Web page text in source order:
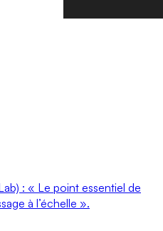
: « Le point essentiel de
à l’échelle ».